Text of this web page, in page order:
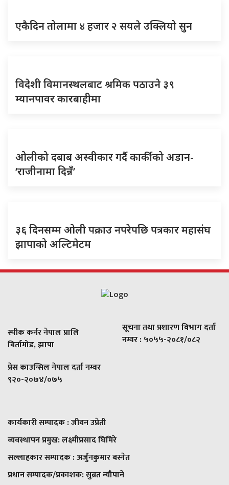
एकैदिन तोलामा ४ हजार २ सयले उक्लियो सुन
विदेशी विमानस्थलबाट श्रमिक पठाउने ३९
म्यानपावर कारबाहीमा
ओलीको दबाब अस्वीकार गर्दै कार्कीको अडान-
‘राजीनामा दिन्नँ’
३६ दिनसम्म ओली पक्राउ नपरेपछि पत्रकार महासंघ
झापाको अल्टिमेटम
स्पीक कर्नर नेपाल प्रालि
बिर्तामोड, झापा
प्रेस काउन्सिल नेपाल दर्ता नम्वर
९२०-२०७४/०७५
सूचना तथा प्रशारण विभाग दर्ता
नम्वर : ५०५५-२०८१/०८२
कार्यकारी सम्पादक : जीवन उप्रेती
व्यवस्थापन प्रमुख:लक्ष्मीप्रसाद घिमिरे
सल्लाहकार सम्पादक : अर्जुनकुमार बस्नेत
प्रधान सम्पादक/प्रकाशक:सुब्रत न्यौपाने